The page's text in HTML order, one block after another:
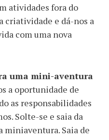
atividades fora do
criatividade e dá-nos a
com uma nova
uma mini-aventura
a oportunidade de
as responsabilidades
Solte-se e saia da
miniaventura. Saia de